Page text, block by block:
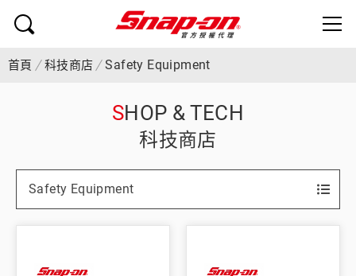
首頁 科技商店 Safety Equipment
SHOP & TECH
科技商店
Safety Equipment